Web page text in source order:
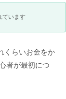
ています
くらいお金をか
者が最初につ